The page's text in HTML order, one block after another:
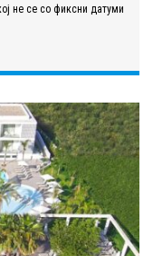
не се со фиксни датуми